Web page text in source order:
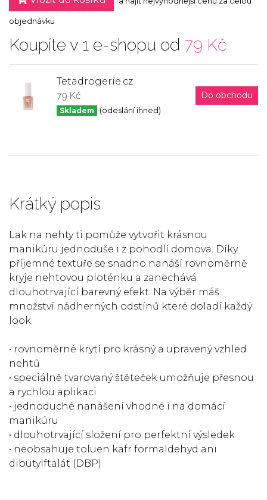
objednávku
Koupíte v 1 e-shopu od 79 Kč
Tetadrogerie.cz
79 Kč
Skladem (odeslání ihned)
Do obchodu
Krátký popis
Lak na nehty ti pomůže vytvořit krásnou
manikúru jednoduše i z pohodlí domova. Díky
příjemné textuře se snadno nanáší rovnoměrně
kryje nehtovou ploténku a zanechává
dlouhotrvající barevný efekt. Na výběr máš
množství nádherných odstínů které doladí každý
look.
• rovnoměrné krytí pro krásný a upravený vzhled
nehtů
• speciálně tvarovaný štěteček umožňuje přesnou
a rychlou aplikaci
• jednoduché nanášení vhodné i na domácí
manikúru
• dlouhotrvající složení pro perfektní výsledek
• neobsahuje toluen kafr formaldehyd ani
dibutylftalát (DBP)